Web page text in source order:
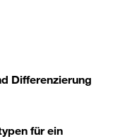
Differenzierung
für ein